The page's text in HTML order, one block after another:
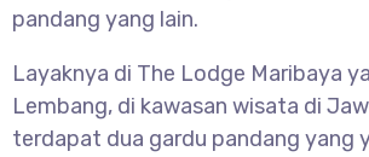
pandang yang lain.
Layaknya di The Lodge Maribaya
Lembang, di kawasan wisata di
terdapat dua gardu pandang yang